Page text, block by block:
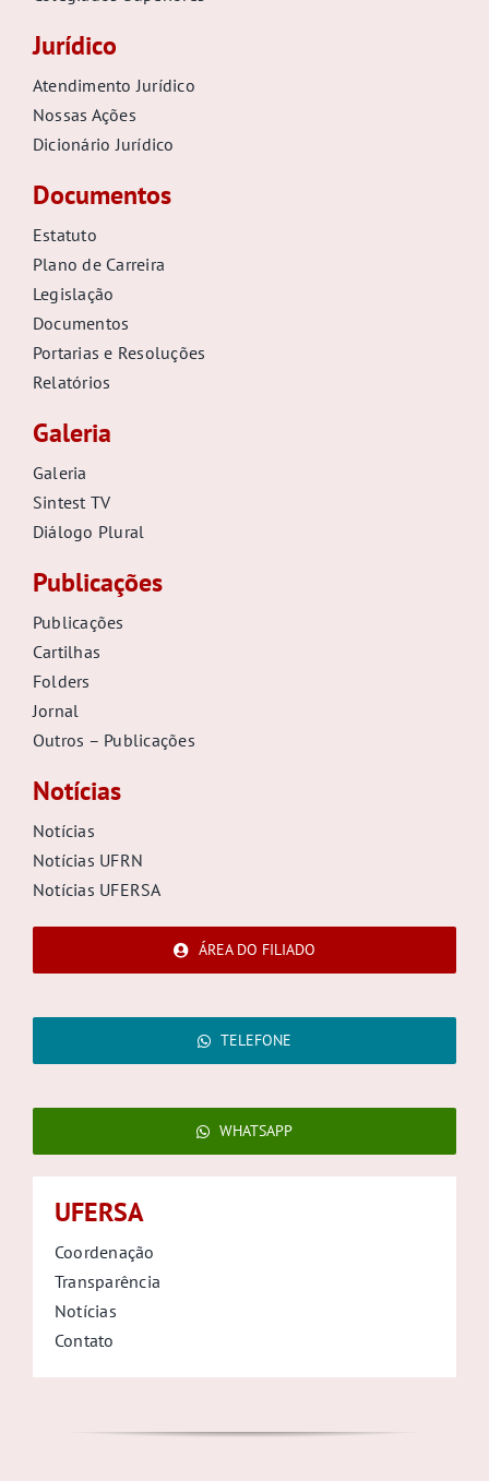
Jurídico
Atendimento Jurídico
Nossas Ações
Dicionário Jurídico
Documentos
Estatuto
Plano de Carreira
Legislação
Documentos
Portarias e Resoluções
Relatórios
Galeria
Galeria
Sintest TV
Diálogo Plural
Publicações
Publicações
Cartilhas
Folders
Jornal
Outros – Publicações
Notícias
Notícias
Notícias UFRN
Notícias UFERSA
ÁREA DO FILIADO
TELEFONE
WHATSAPP
UFERSA
Coordenação
Transparência
Notícias
Contato